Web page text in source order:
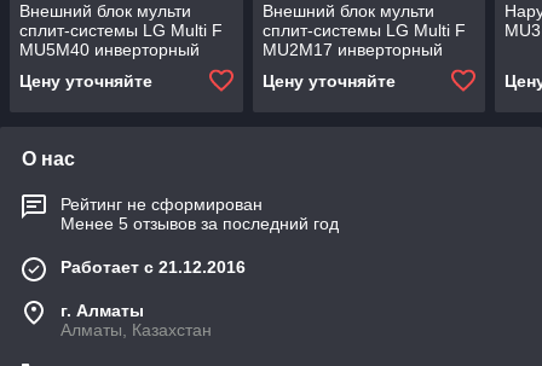
Внешний блок мульти
сплит-системы LG Multi F
MU5M40 инверторный
Цену уточняйте
Внешний блок мульти
сплит-системы LG Multi F
MU2M17 инверторный
Цену уточняйте
О нас
Рейтинг не сформирован
Менее 5 отзывов за последний год
Работает с 21.12.2016
г. Алматы
Алматы, Казахстан